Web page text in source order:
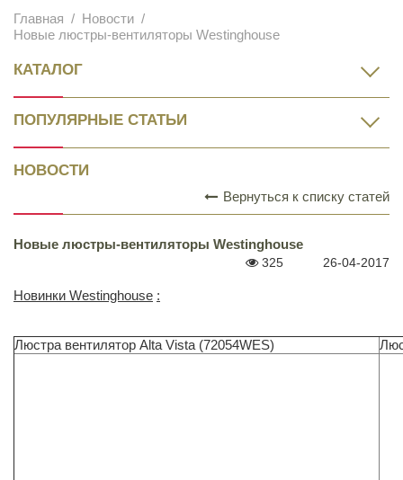
Главная
Новости
Новые люстры-вентиляторы Westinghouse
КАТАЛОГ
ПОПУЛЯРНЫЕ СТАТЬИ
НОВОСТИ
Вернуться к списку статей
Новые люстры-вентиляторы Westinghouse
325 26-04-2017
Новинки Westinghouse :
Люстра вентилятор Alta Vista (72054WES)